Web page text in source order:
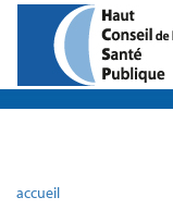
accueil